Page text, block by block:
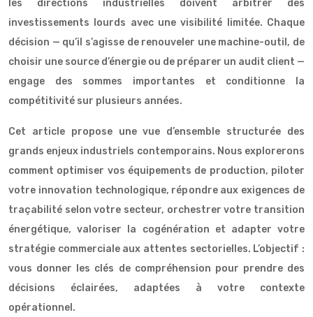
les directions industrielles doivent arbitrer des
investissements lourds avec une visibilité limitée. Chaque
décision — qu’il s’agisse de renouveler une machine-outil, de
choisir une source d’énergie ou de préparer un audit client —
engage des sommes importantes et conditionne la
compétitivité sur plusieurs années.
Cet article propose une vue d’ensemble structurée des
grands enjeux industriels contemporains. Nous explorerons
comment optimiser vos équipements de production, piloter
votre innovation technologique, répondre aux exigences de
traçabilité selon votre secteur, orchestrer votre transition
énergétique, valoriser la cogénération et adapter votre
stratégie commerciale aux attentes sectorielles. L’objectif :
vous donner les clés de compréhension pour prendre des
décisions éclairées, adaptées à votre contexte
opérationnel.